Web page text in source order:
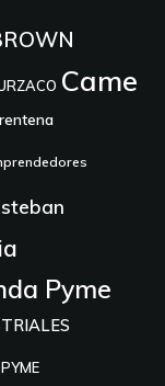
Came
Pyme
PYME